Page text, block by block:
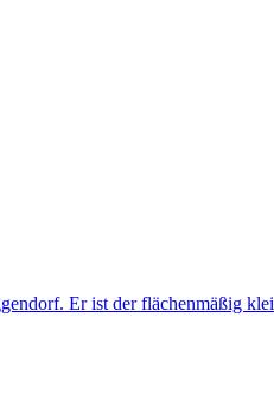
Er ist der flächenmäßig